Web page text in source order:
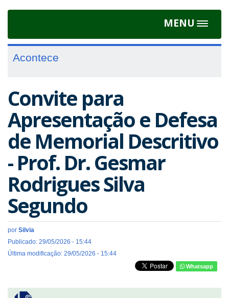
MENU
Toggle
Acontece
Convite para
Apresentação e Defesa
de Memorial Descritivo
- Prof. Dr. Gesmar
Rodrigues Silva
Segundo
por Silvia
Publicado: 29/05/2026 - 15:44
Última modificação: 29/05/2026 - 15:44
Whatsapp